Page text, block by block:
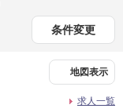
条件変更
地図表示
求人一覧